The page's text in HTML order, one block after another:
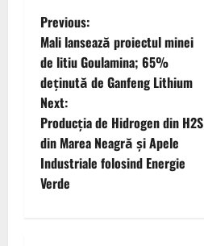
P
o
s
t
n
a
Previous:
Mali lansează proiectul minei
de litiu Goulamina; 65%
deținută de Ganfeng Lithium
Next:
Producția de Hidrogen din H2S
din Marea Neagră și Apele
Industriale folosind Energie
Verde